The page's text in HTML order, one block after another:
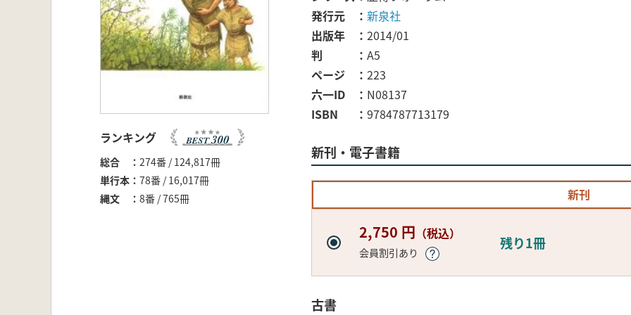
ランキング
総合
274番 / 124,817冊
単行本
78番 / 16,017冊
縄文
8番 / 765冊
発行元
新泉社
出版年
2014/01
判
A5
ページ
223
六一ID
N08137
ISBN
9784787713179
新刊・電子書籍
新刊
2,750 円 （税込）
会員割引あり
残り1冊
古書